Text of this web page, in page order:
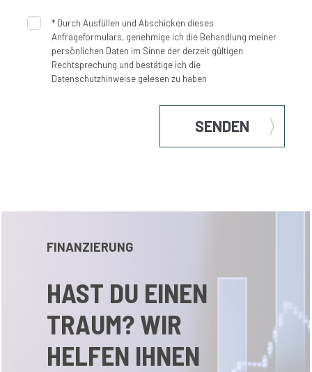
* Durch Ausfüllen und Abschicken dieses
Anfrageformulars, genehmige ich die Behandlung meiner
persönlichen Daten im Sinne der derzeit gültigen
Rechtsprechung und bestätige ich die
Datenschutzhinweise gelesen zu haben
SENDEN
FINANZIERUNG
HAST DU EINEN
TRAUM? WIR
HELFEN IHNEN